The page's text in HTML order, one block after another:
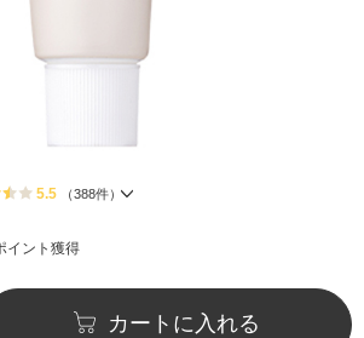
5.5 （388件）
イント獲得
カートに入れる